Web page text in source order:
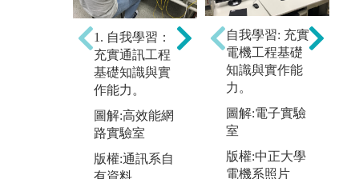
1. 自我學習：
充實通訊工程
基礎知識與實
作能力。
圖解:高效能網
路實驗室
版權:通訊系自
有資料
2. 培養興趣：
瞭解國內外相
關產業現況，
跨領域學習探
索自己未來職
圖解:通訊系企
版權:通訊系自
自我學習: 充實
電機工程基礎
知識與實作能
力。
圖解:電子實驗
室
版權:中正大學
電機系照片